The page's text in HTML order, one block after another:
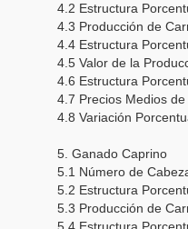
4.2 Estructura
4.3 Producción de
4.4 Estructura
4.5 Valor de la
4.6 Estructura
4.7 Precios Medios
4.8 Variación
5. Ganado Caprino
5.1 Número de
5.2 Estructura
5.3 Producción de